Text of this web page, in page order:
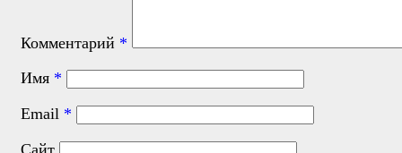
Комментарий *
Имя *
Email *